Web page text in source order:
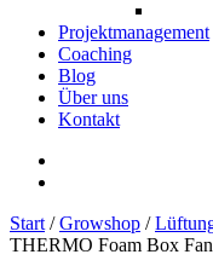
Projektmanagement
Coaching
Blog
Über uns
Kontakt
Start /Growshop /
THERMO Foam Box